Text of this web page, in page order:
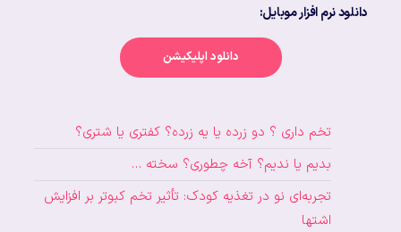
دانلود نرم افزار موبایل:
دانلود اپلیکیشن
تخم داری ؟ دو زرده یا یه زرده؟ کفتری یا شتری؟
بدیم یا ندیم؟ آخه چطوری؟ سخته …
تجربه‌ای نو در تغذیه کودک: تأثیر تخم کبوتر بر افزایش
اشتها